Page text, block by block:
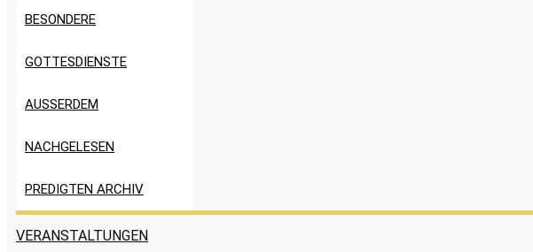
BESONDERE
GOTTESDIENSTE
AUSSERDEM
NACHGELESEN
PREDIGTEN ARCHIV
VERANSTALTUNGEN